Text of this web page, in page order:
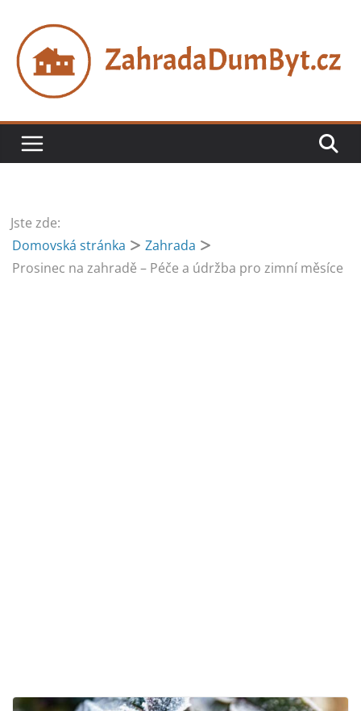
obsah
Jste zde:
Domovská stránka
Zahrada
Prosinec na zahradě – Péče a údržba pro zimní měsíce